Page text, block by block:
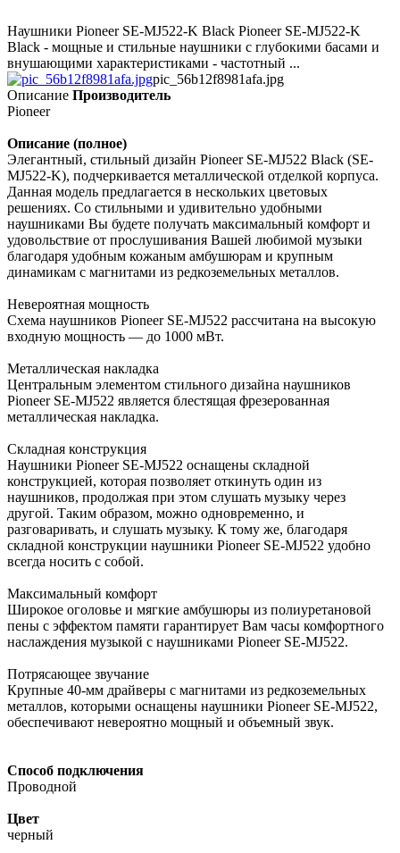
Наушники Pioneer SE-MJ522-K Black Pioneer SE-MJ522-K
Black - мощные и стильные наушники с глубокими басами и
внушающими характеристиками - частотный ...
pic_56b12f8981afa.jpg
Описание Производитель
Pioneer
Описание (полное)
Элегантный, стильный дизайн Pioneer SE-MJ522 Black (SE-
MJ522-K), подчеркивается металлической отделкой корпуса.
Данная модель предлагается в нескольких цветовых
решениях. Со стильными и удивительно удобными
наушниками Вы будете получать максимальный комфорт и
удовольствие от прослушивания Вашей любимой музыки
благодаря удобным кожаным амбушюрам и крупным
динамикам с магнитами из редкоземельных металлов.
Невероятная мощность
Схема наушников Pioneer SE-MJ522 рассчитана на высокую
входную мощность — до 1000 мВт.
Металлическая накладка
Центральным элементом стильного дизайна наушников
Pioneer SE-MJ522 является блестящая фрезерованная
металлическая накладка.
Складная конструкция
Наушники Pioneer SE-MJ522 оснащены складной
конструкцией, которая позволяет откинуть один из
наушников, продолжая при этом слушать музыку через
другой. Таким образом, можно одновременно, и
разговаривать, и слушать музыку. К тому же, благодаря
складной конструкции наушники Pioneer SE-MJ522 удобно
всегда носить с собой.
Максимальный комфорт
Широкое оголовье и мягкие амбушюры из полиуретановой
пены с эффектом памяти гарантирует Вам часы комфортного
наслаждения музыкой с наушниками Pioneer SE-MJ522.
Потрясающее звучание
Крупные 40-мм драйверы с магнитами из редкоземельных
металлов, которыми оснащены наушники Pioneer SE-MJ522,
обеспечивают невероятно мощный и объемный звук.
Способ подключения
Проводной
Цвет
черный